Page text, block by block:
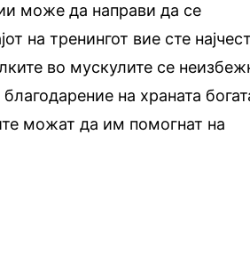
може да направи да се
на тренингот вие сте
во мускулите се
на храната
можат да им помогнат на